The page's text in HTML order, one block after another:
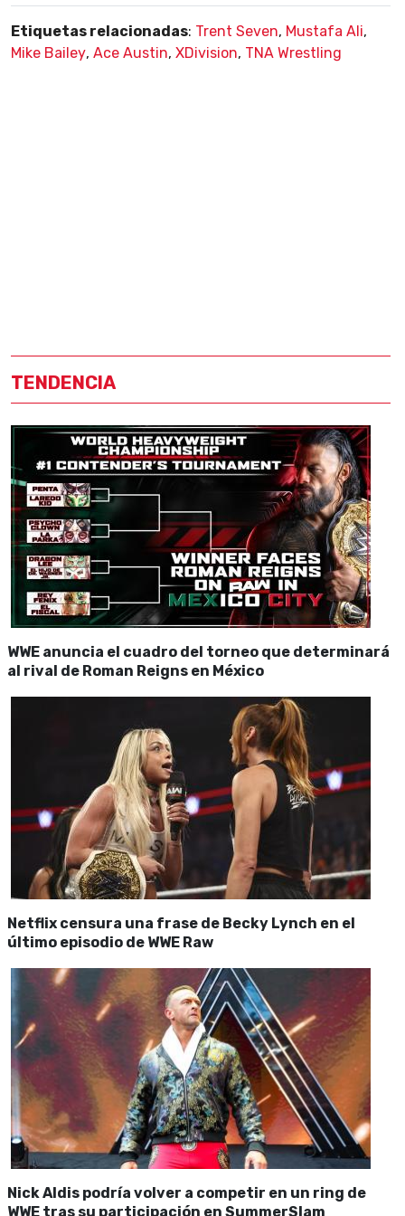
Etiquetas relacionadas: Trent Seven, Mustafa Ali,
Mike Bailey, Ace Austin, XDivision, TNA Wrestling
TENDENCIA
WWE anuncia el cuadro del torneo que determinará
al rival de Roman Reigns en México
Netflix censura una frase de Becky Lynch en el
último episodio de WWE Raw
Nick Aldis podría volver a competir en un ring de